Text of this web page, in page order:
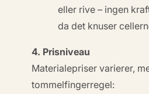
eller rive – ingen
da det knuser
4. Prisniveau
Materialepriser varierer,
tommelfingerregel: